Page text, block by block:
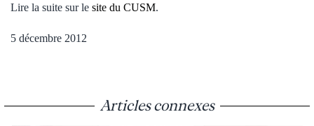
Lire la suite sur le site du CUSM.
5 décembre 2012
Articles connexes